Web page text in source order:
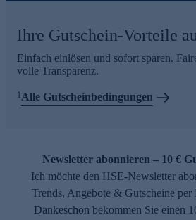
Ihre Gutschein-Vorteile
Einfach einlösen und sofort sparen.
volle Transparenz.
1 Alle Gutscheinbedingungen
Newsletter abonnieren – 10 €
Ich möchte den HSE-Newsletter
Trends, Angebote & Gutscheine
Dankeschön bekommen Sie einen